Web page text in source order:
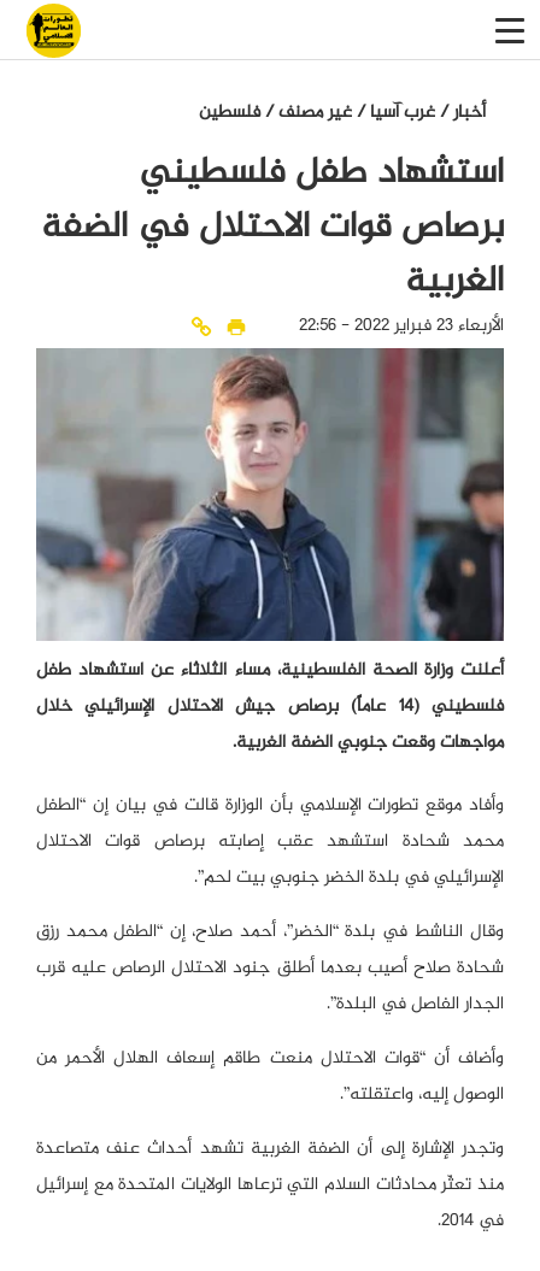
أخبار/غرب آسيا/غير مصنف/فلسطين
استشهاد طفل فلسطيني
برصاص قوات الاحتلال في الضفة
الغربية
الأربعاء 23 فبراير 2022 - 22:56
أعلنت وزارة الصحة الفلسطينية، مساء الثلاثاء عن استشهاد طفل
فلسطيني (14 عاماً) برصاص جيش الاحتلال الإسرائيلي خلال
مواجهات وقعت جنوبي الضفة الغربية.
وأفاد موقع تطورات الإسلامي بأن الوزارة قالت في بيان إن “الطفل
محمد شحادة استشهد عقب إصابته برصاص قوات الاحتلال
الإسرائيلي في بلدة الخضر جنوبي بيت لحم”.
وقال الناشط في بلدة “الخضر”، أحمد صلاح، إن “الطفل محمد رزق
شحادة صلاح أصيب بعدما أطلق جنود الاحتلال الرصاص عليه قرب
الجدار الفاصل في البلدة”.
وأضاف أن “قوات الاحتلال منعت طاقم إسعاف الهلال الأحمر من
الوصول إليه، واعتقلته”.
وتجدر الإشارة إلى أن الضفة الغربية تشهد أحداث عنف متصاعدة
منذ تعثّر محادثات السلام التي ترعاها الولايات المتحدة مع إسرائيل
في 2014.